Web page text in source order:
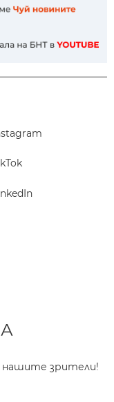
нашите зрители!